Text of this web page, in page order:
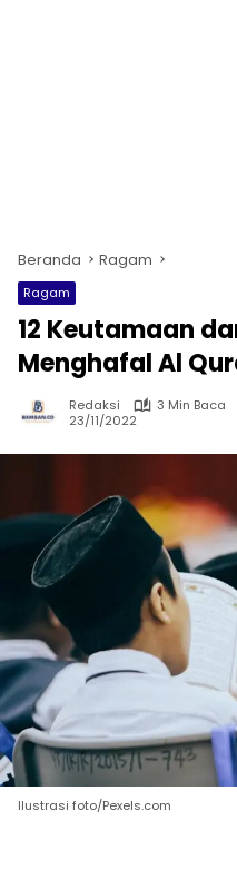
Beranda Ragam
Ragam
12 Keutamaan
Menghafal Al
Redaksi
3 Min Baca
23/11/2022
Ilustrasi foto/Pexels.com